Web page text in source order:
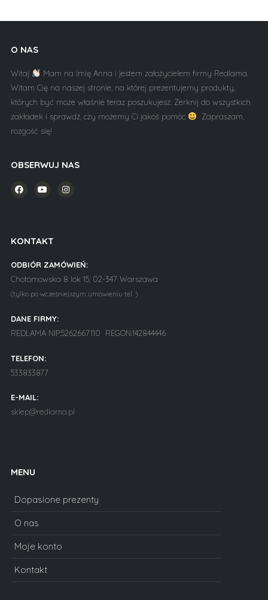
O NAS
Witaj
Mam na imię Anna i jestem założycielem firmy Redlama.
Witam Cię na naszej stronie, na której prezentujemy produkty,
których być może właśnie teraz poszukujesz. Zerknij do wszystkich
zakładek i sprawdź, czy możemy Ci jakoś pomóc
Zapraszam,
rozgość się!
OBSERWUJ NAS
KONTAKT
ODBIÓR ZAMÓWIEŃ:
Chotomowska 8 lok 15, 02-347 Warszawa
(tylko po wcześniejszym umówieniu tel. )
DANE FIRMY:
REDLAMA NIP:5262667110 REGON:142844446
TELEFON:
533833877
E-MAIL:
sklep@redlama.pl
MENU
Dopasione prezenty
O nas
Moje konto
Kontakt